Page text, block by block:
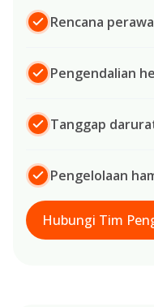
Rencana
Pengendalian
Tanggap
Pengelolaan
Hubungi Tim